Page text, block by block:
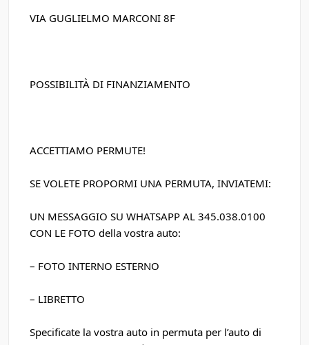
VIA GUGLIELMO MARCONI 8F
POSSIBILITÀ DI FINANZIAMENTO
ACCETTIAMO PERMUTE!
SE VOLETE PROPORMI UNA PERMUTA, INVIATEMI:
UN MESSAGGIO SU WHATSAPP AL 345.038.0100
CON LE FOTO della vostra auto:
– FOTO INTERNO ESTERNO
– LIBRETTO
Specificate la vostra auto in permuta per l’auto di